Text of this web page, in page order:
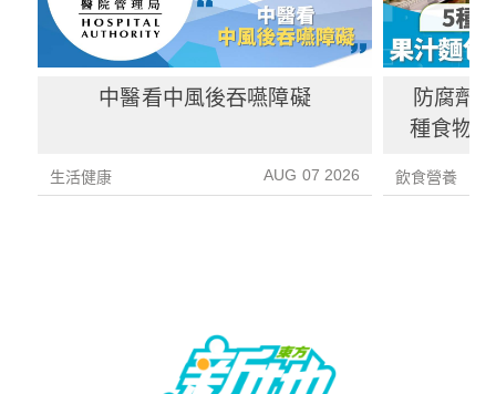
中醫看中風後吞嚥障礙
生活健康 AUG 07 2026
防腐劑
種食物
飲食營養